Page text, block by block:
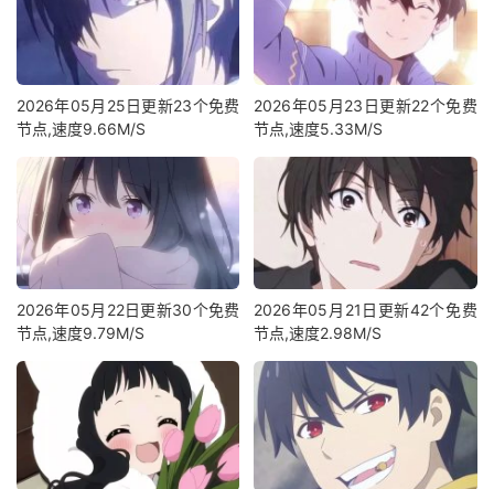
2026年05月25日更新23个免费
节点,速度9.66M/S
2026年05月23日更新22个免费
节点,速度5.33M/S
2026年05月22日更新30个免费
节点,速度9.79M/S
2026年05月21日更新42个免费
节点,速度2.98M/S